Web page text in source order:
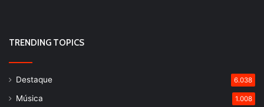
TRENDING TOPICS
Destaque 6.038
Música 1.008